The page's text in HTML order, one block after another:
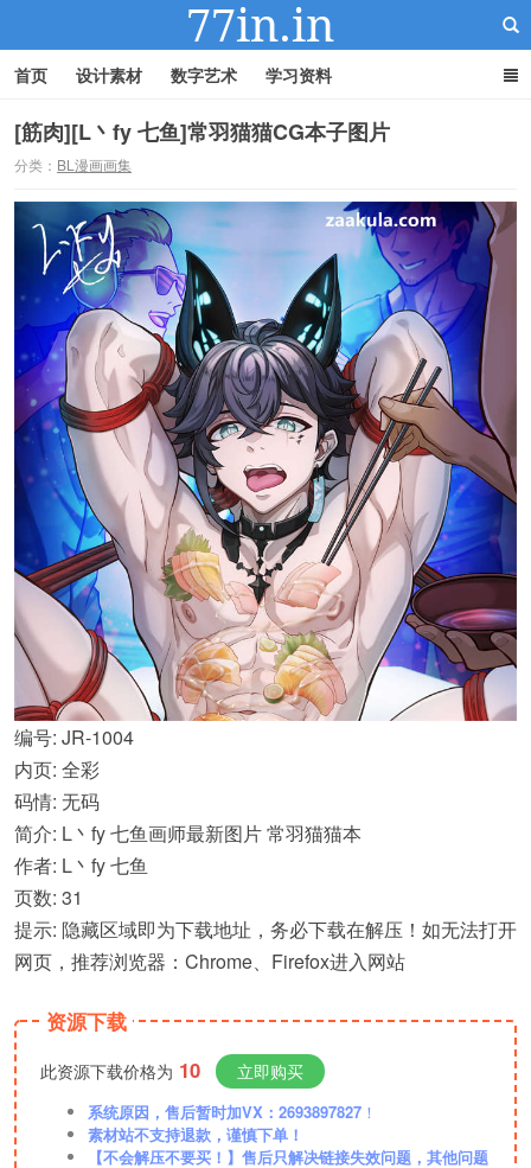
首页 设计素材 数字艺术 学习资料
[筋肉][L丶fy 七鱼]常羽猫猫CG本子图片
分类： BL漫画画集
编号: JR-1004
内页: 全彩
码情: 无码
简介: L丶fy 七鱼画师最新图片 常羽猫猫本
作者: L丶fy 七鱼
页数: 31
提示: 隐藏区域即为下载地址，务必下载在解压！如无法打开
网页，推荐浏览器：Chrome、Firefox进入网站
资源下载
此资源下载价格为 10 立即购买
系统原因，售后暂时加VX：2693897827 ！
素材站不支持退款，谨慎下单！
【不会解压不要买！】售后只解决链接失效问题，其他问题